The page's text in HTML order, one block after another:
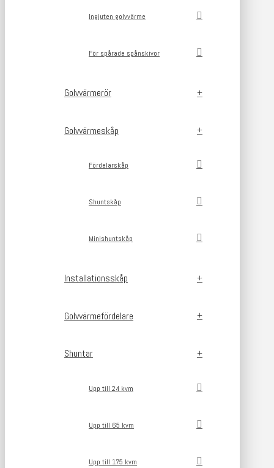
Ingjuten golvvärme
För spårade spånskivor
Golvvärmerör
Golvvärmeskåp
Fördelarskåp
Shuntskåp
Minishuntskåp
Installationsskåp
Golvvärmefördelare
Shuntar
Upp till 24 kvm
Upp till 65 kvm
Upp till 175 kvm